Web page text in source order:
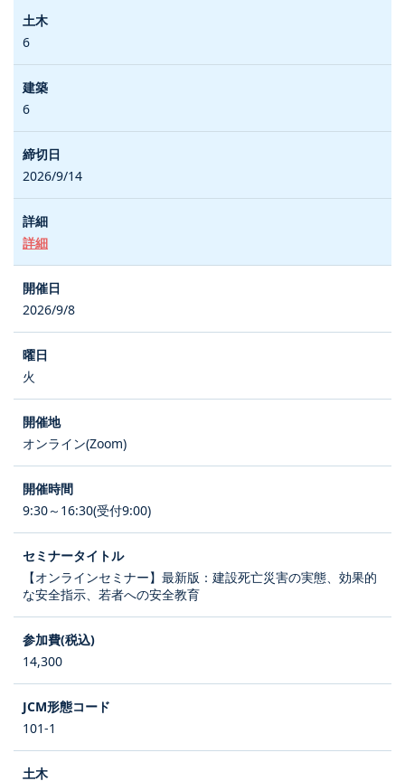
6
6
2026/9/14
詳細
2026/9/8
火
オンライン(Zoom)
9:30～16:30(受付9:00)
【オンラインセミナー】最新版：建設死亡災害の実態、効果的
な安全指示、若者への安全教育
14,300
101-1